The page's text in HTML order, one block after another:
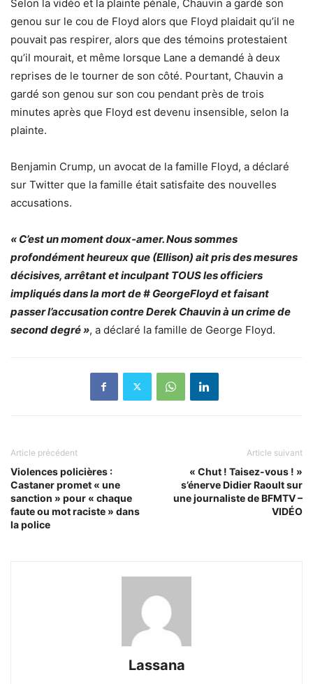
Selon la vidéo et la plainte pénale, Chauvin a gardé son
genou sur le cou de Floyd alors que Floyd plaidait qu’il ne
pouvait pas respirer, alors que des témoins protestaient
qu’il mourait, et même lorsque Lane a demandé à deux
reprises de le tourner de son côté. Pourtant, Chauvin a
gardé son genou sur son cou pendant près de trois
minutes après que Floyd est devenu insensible, selon la
plainte.
Benjamin Crump, un avocat de la famille Floyd, a déclaré
sur Twitter que la famille était satisfaite des nouvelles
accusations.
« C’est un moment doux-amer. Nous sommes
profondément heureux que (Ellison) ait pris des mesures
décisives, arrêtant et inculpant TOUS les officiers
impliqués dans la mort de # GeorgeFloyd et faisant
passer l’accusation contre Derek Chauvin à un crime de
second degré », a déclaré la famille de George Floyd.
Article précédent
Violences policières :
Castaner promet « une
sanction » pour « chaque
faute ou mot raciste » dans
la police
Article suivant
« Chut ! Taisez-vous ! »
s’énerve Didier Raoult sur
une journaliste de BFMTV –
VIDÉO
Lassana